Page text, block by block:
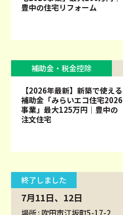
豊中の住宅リフォーム
補助金・税金控除
【2026年最新】新築で使える
補助金「みらいエコ住宅2026
事業」最大125万円｜豊中の
注文住宅
終了しました
7月11日、12日
場所 : 吹田市江坂町5-17-2